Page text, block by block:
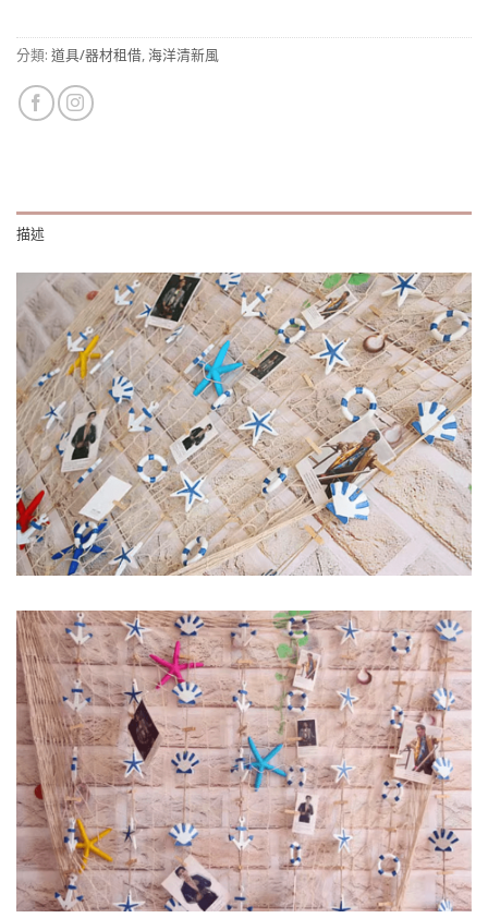
分類: 道具/器材租借, 海洋清新風
描述